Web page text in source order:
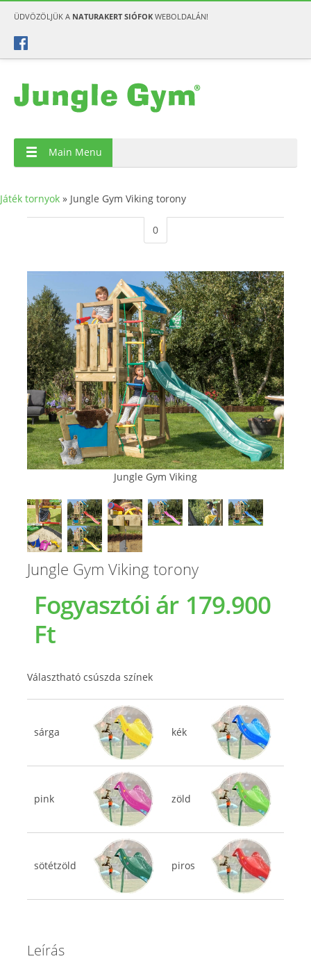
ÜDVÖZÖLJÜK A NATURAKERT SIÓFOK WEBOLDALÁN!
Main Menu
Játék tornyok » Jungle Gym Viking torony
0
Jungle Gym Viking
Jungle Gym Viking torony
Fogyasztói ár 179.900
Ft
Választható csúszda színek
sárga kék
pink zöld
sötétzöld piros
Leírás